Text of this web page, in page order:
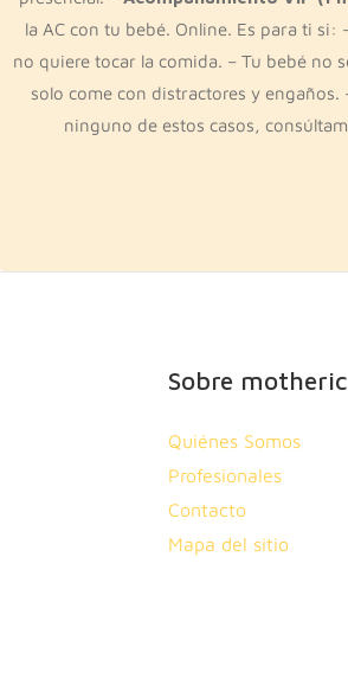
la AC con tu bebé. Online. Es para ti
no quiere tocar la comida. – Tu bebé no
solo come con distractores y engaños.
ninguno de estos casos,
Sobre
Quiénes Somos
Profesionales
Contacto
Mapa del sitio